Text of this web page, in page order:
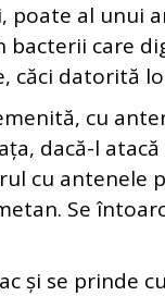
poate al unui
care
căci datorită
cu
dacă-l
cu antenele
Se
și se prinde